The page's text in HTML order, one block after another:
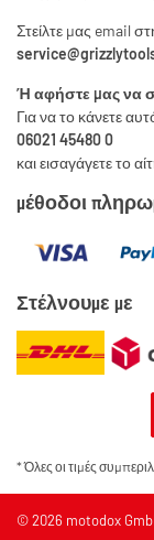
Στείλτε μας email
Ή αφήστε μας να
Για να το κάνετε
06021 45480 0
και εισαγάγετε το
μέθοδοι
Στέλνουμε με
* Όλες οι τιμές
© 2026 motodox